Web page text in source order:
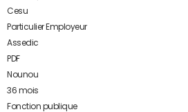
Cesu
Particulier Employeur
Assedic
PDF
Nounou
36 mois
Fonction publique